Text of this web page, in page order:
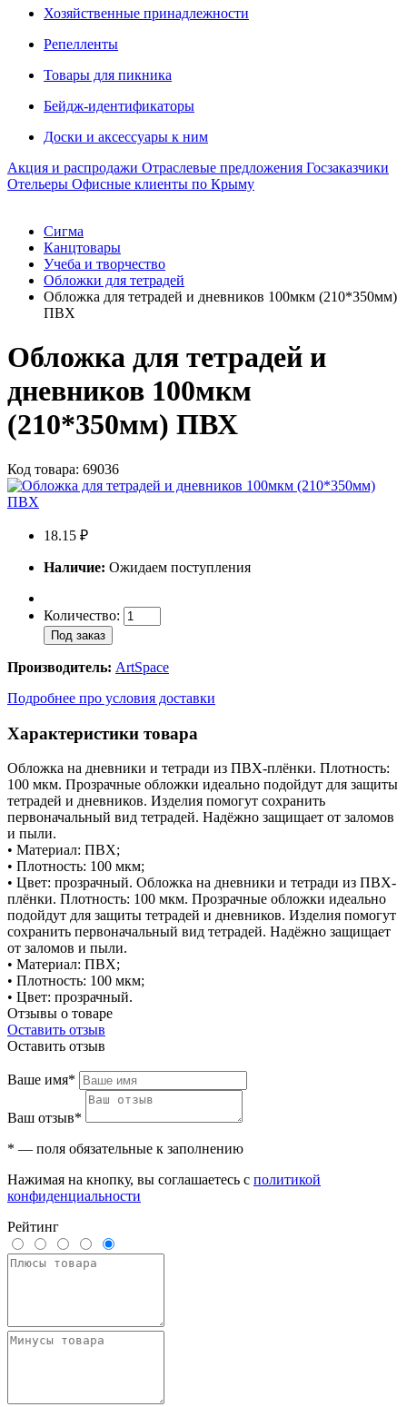
Хозяйственные принадлежности
Репелленты
Товары для пикника
Бейдж-идентификаторы
Доски и аксессуары к ним
Акция и распродажи Отраслевые предложения Госзаказчики
Отельеры Офисные клиенты по Крыму
Сигма
Канцтовары
Учеба и творчество
Обложки для тетрадей
Обложка для тетрадей и дневников 100мкм (210*350мм)
ПВХ
Обложка для тетрадей и
дневников 100мкм
(210*350мм) ПВХ
Код товара: 69036
18.15 ₽
Наличие: Ожидаем поступления
Количество:
Под заказ
Производитель: ArtSpace
Подробнее про условия доставки
Характеристики товара
Обложка на дневники и тетради из ПВХ-плёнки. Плотность:
100 мкм. Прозрачные обложки идеально подойдут для защиты
тетрадей и дневников. Изделия помогут сохранить
первоначальный вид тетрадей. Надёжно защищает от заломов
и пыли.
• Материал: ПВХ;
• Плотность: 100 мкм;
• Цвет: прозрачный. Обложка на дневники и тетради из ПВХ-
плёнки. Плотность: 100 мкм. Прозрачные обложки идеально
подойдут для защиты тетрадей и дневников. Изделия помогут
сохранить первоначальный вид тетрадей. Надёжно защищает
от заломов и пыли.
• Материал: ПВХ;
• Плотность: 100 мкм;
• Цвет: прозрачный.
Отзывы о товаре
Оставить отзыв
Оставить отзыв
Ваше имя*
Ваш отзыв*
* — поля обязательные к заполнению
Нажимая на кнопку, вы соглашаетесь с политикой
конфиденциальности
Рейтинг